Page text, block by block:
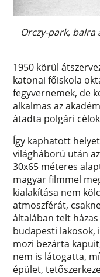
Orczy-park, balra
1950 körül
katonai főiskola
fegyvernemek, de
alkalmas az
átadta polgári
Így kaphatott
világháború után
30x65 méteres
magyar filmmel
kialakítása nem
atmoszférát,
általában telt
budapesti lakosok,
mozi bezárta
nem is látogatta,
épület,